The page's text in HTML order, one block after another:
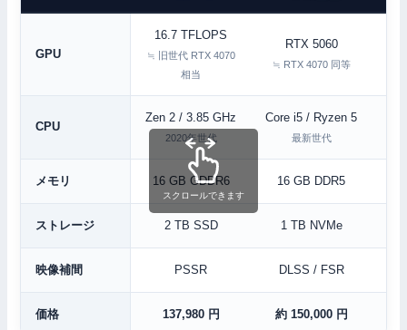
GPU
16.7 TFLOPS
≒ 旧世代 RTX 4070
相当
RTX 5060
≒ RTX 4070 同等
CPU
Zen 2 / 3.85 GHz
2020年世代
Core i5 / Ryzen 5
最新世代
メモリ 16 GB GDDR6 16 GB DDR5
ストレージ 2 TB SSD 1 TB NVMe
映像補間 PSSR DLSS / FSR
価格 137,980 円 約 150,000 円
スクロールできます